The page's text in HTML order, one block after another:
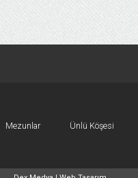
Mezunlar Ünlü Köşesi